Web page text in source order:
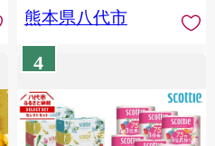
熊本県八代市
4